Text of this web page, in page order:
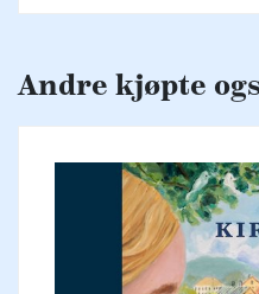
Andre kjøpte